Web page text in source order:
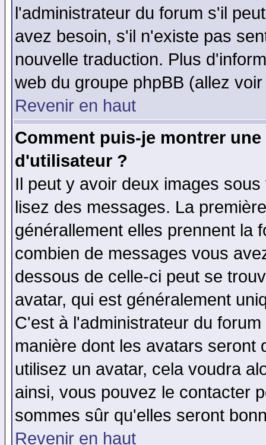
l'administrateur du forum s'il
avez besoin, s'il n'existe pas
nouvelle traduction. Plus
web du groupe phpBB (allez
Revenir en haut
Comment puis-je montrer
d'utilisateur ?
Il peut y avoir deux images
lisez des messages. La
générallement elles prennent la
combien de messages vous
dessous de celle-ci peut se
avatar, qui est généralement
C'est à l'administrateur du
manière dont les avatars seront
utilisez un avatar, cela voudra
ainsi, vous pouvez le contacter
sommes sûr qu'elles seront
Revenir en haut